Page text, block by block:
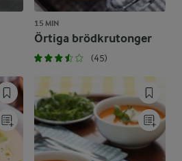
15 MIN
Örtiga brödkrutonger
(45)